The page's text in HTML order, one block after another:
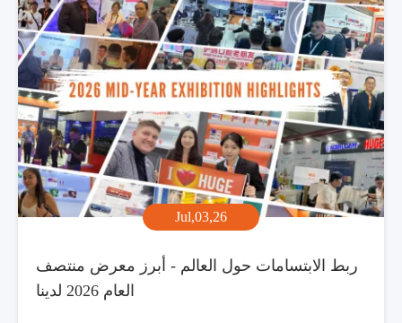
Jul,03,26
ربط الابتسامات حول العالم - أبرز معرض منتصف
العام 2026 لدينا